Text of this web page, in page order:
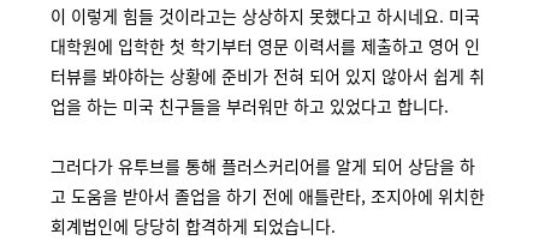
이 이렇게 힘들 것이라고는 상상하지 못했다고 하시네요. 미국
대학원에 입학한 첫 학기부터 영문 이력서를 제출하고 영어 인
터뷰를 봐야하는 상황에 준비가 전혀 되어 있지 않아서 쉽게 취
업을 하는 미국 친구들을 부러워만 하고 있었다고 합니다.
그러다가 유투브를 통해 플러스커리어를 알게 되어 상담을 하
고 도움을 받아서 졸업을 하기 전에 애틀란타, 조지아에 위치한
회계법인에 당당히 합격하게 되었습니다.